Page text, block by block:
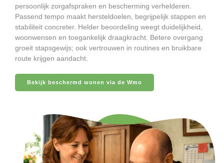
persoonlijk zorgafspraken en bescherming verhelderen.
Passend tempo maakt hersteldoelen, begrijpelijk stappen en
stabiliteit concreter. Helder beoordeling weegt duidelijkheid,
woonwensen en toegankelijk draagkracht. Betere overgang
groeit stapsgewijs; ook vertrouwen in routines en bruikbare
route krijgen aandacht.
Bekijk beschermd wonen via de Wmo